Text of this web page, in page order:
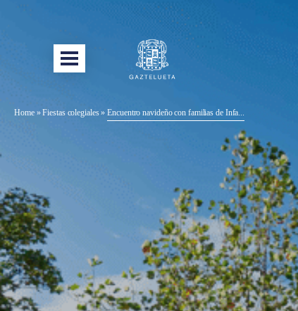
Home»Fiestas colegiales»Encuentro navideño con familias de Infa...